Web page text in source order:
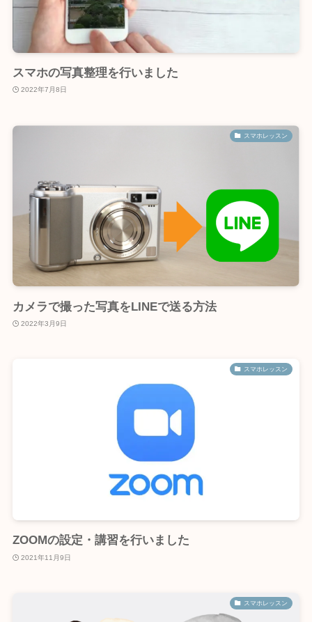
スマホの写真整理を行いました
2022年7月8日
スマホレッスン
カメラで撮った写真をLINEで送る方法
2022年3月9日
スマホレッスン
ZOOMの設定・講習を行いました
2021年11月9日
スマホレッスン